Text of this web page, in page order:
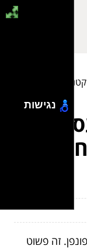
9 מהלכים קטנים שיחסכו לך
לך
זה פשוט
נגישות